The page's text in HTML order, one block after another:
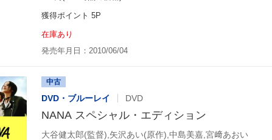
獲得ポイント 5P
在庫あり
発売年月日：2010/06/04
中古
DVD・ブルーレイ DVD
NANA スペシャル・エディション
大谷健太郎(監督),矢沢あい(原作),中島美嘉,宮﨑あおい